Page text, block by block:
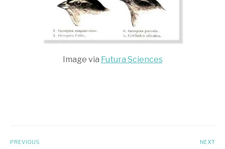
Image via Futura Sciences
PREVIOUS NEXT